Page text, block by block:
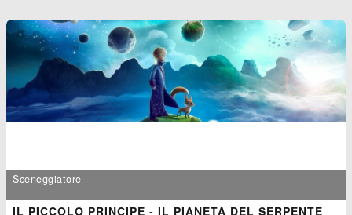
Sceneggiatore
IL PICCOLO PRINCIPE - IL PIANETA DEL SERPENTE